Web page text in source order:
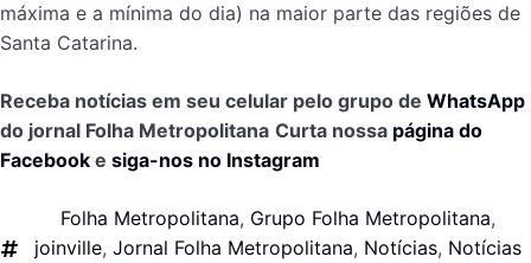
máxima e a mínima do dia) na maior parte das regiões de
Santa Catarina.
Receba notícias em seu celular pelo grupo de WhatsApp
do jornal Folha Metropolitana Curta nossa página do
Facebook e siga-nos no Instagram
Folha Metropolitana, Grupo Folha Metropolitana,
joinville, Jornal Folha Metropolitana, Notícias, Notícias